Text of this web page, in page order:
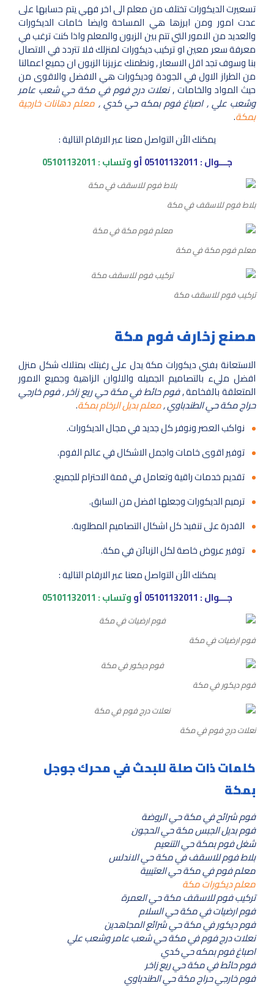
تسعيرت الديكورات تختلف من معلم الى اخر فهي يتم حسابها على
عدت امور ومن ابرزها هي المساحة وايضا خامات الديكورات
والعديد من الامور التي تتم بين الزبون والمعلم واذا كنت ترغب في
معرفة سعر معين او تركيب ديكورات لمنزلك فلا تتردد في الاتصال
بنا وسوف تجد اقل الاسعار , ونطمنك عزيزنا الزبون ان جميع اعمالنا
من الطراز الاول في الجودة وديكورات هي الافضل والاقوى من
حيث المواد والخامات ,نعلات درج فوم في مكة حي شعب عامر
وشعب علي , اصباغ فوم بمكه حي كدي , معلم دهانات خارجية
بمكة.
يمكنك الأن التواصل معنا عبر الارقام التالية :
جـــوال : 05101132011أووتساب : 05101132011
بلاط فوم للاسقف في مكة
معلم فوم مكة في مكة
تركيب فوم للاسقف مكة
مصنع زخارف فوم مكة
الاستعانة بفني ديكورات مكة يدل على رغبتك بمتلاك شكل منزل
افضل مليء بالتصاميم الجميله والالوان الزاهية وجميع الامور
المتعلقة بالفخامة ,فوم حائط في مكة حي ريع زاخر , فوم خارجي
حراج مكة حي الطندباوي ,معلم بديل الرخام بمكة.
نواكب العصر ونوفر كل جديد في مجال الديكورات.
توفير اقوى خامات واجمل الاشكال في عالم الفوم.
تقديم خدمات راقية وتعامل في قمة الاحترام للجميع.
ترميم الديكورات وجعلها افضل من السابق.
القدرة على تنفيذ كل اشكال التصاميم المطلوبة.
توفير عروض خاصة لكل الزبائن في مكة.
يمكنك الأن التواصل معنا عبر الارقام التالية :
جـــوال : 05101132011أووتساب : 05101132011
فوم ارضيات في مكة
فوم ديكور في مكة
نعلات درج فوم في مكة
كلمات ذات صلة للبحث في محرك جوجل
بمكة
فوم شرائح في مكة حي الروضة
فوم بديل الجبس مكة حي الحجون
شغل فوم بمكة حي التنعيم
بلاط فوم للاسقف في مكة حي الاندلس
معلم فوم في مكة حي العتيبية
معلم ديكورات مكة
تركيب فوم للاسقف مكة حي العمرة
فوم ارضيات في مكة حي السلام
فوم ديكور في مكة حي شرائع المجاهدين
نعلات درج فوم في مكة حي شعب عامر وشعب علي
اصباغ فوم بمكه حي كدي
فوم حائط في مكة حي ريع زاخر
فوم خارجي حراج مكة حي الطندباوي